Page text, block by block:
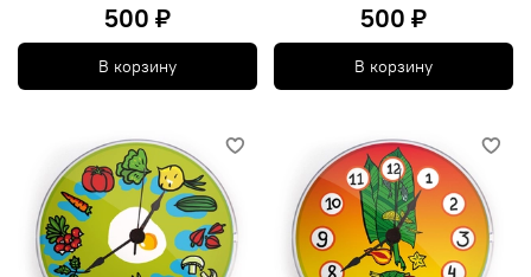
500 ₽
В корзину
500 ₽
В корзину